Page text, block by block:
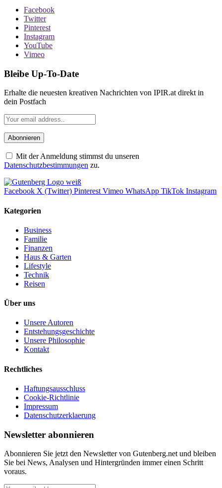
Facebook
Twitter
Pinterest
Instagram
YouTube
Vimeo
Bleibe Up-To-Date
Erhalte die neuesten kreativen Nachrichten von IPIR.at direkt in
dein Postfach
Mit der Anmeldung stimmst du unseren
Datenschutzbestimmungen zu.
Facebook X (Twitter) Pinterest Vimeo WhatsApp TikTok Instagram
Kategorien
Business
Familie
Finanzen
Haus & Garten
Lifestyle
Technik
Reisen
Über uns
Unsere Autoren
Entstehungsgeschichte
Unsere Philosophie
Kontakt
Rechtliches
Haftungsausschluss
Cookie-Richtlinie
Impressum
Datenschutzerklaerung
Newsletter abonnieren
Abonnieren Sie jetzt den Newsletter von Gutenberg.net und bleiben
Sie bei News, Analysen und Hintergründen immer einen Schritt
voraus.